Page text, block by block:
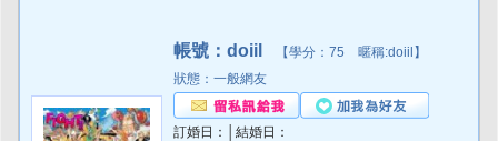
帳號：doiil
【學分：75 暱稱:doiil】
狀態：一般網友
訂婚日：│結婚日：